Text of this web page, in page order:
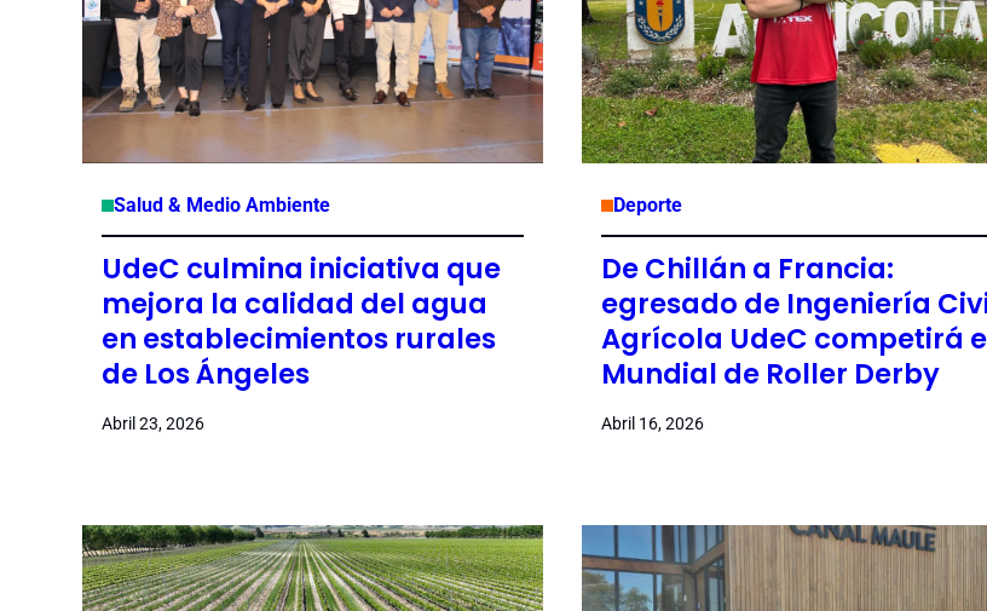
Salud & Medio Ambiente
UdeC culmina iniciativa que
mejora la calidad del agua
en establecimientos rurales
de Los Ángeles
Abril 23, 2026
Deporte
De Chillán a Francia:
egresado de Ingeniería
Agrícola UdeC competirá
Mundial de Roller Derby
Abril 16, 2026